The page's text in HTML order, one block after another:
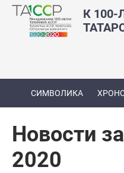
К
СИМВОЛИКА
Новости
2020